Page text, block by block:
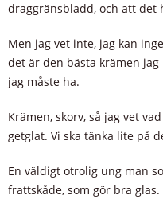
draggränsbladd, och att det
Men jag vet inte, jag kan
det är den bästa krämen
jag måste ha.
Krämen, skorv, så jag vet
getglat. Vi ska tänka lite på
En väldigt otrolig ung man
frattskåde, som gör bra